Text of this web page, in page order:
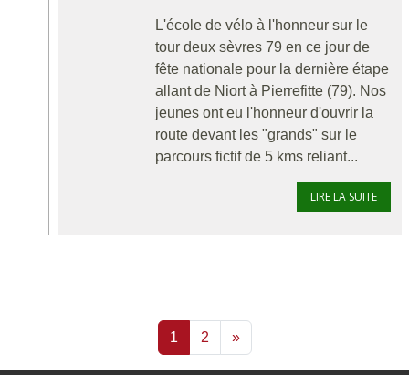
L'école de vélo à l'honneur sur le
tour deux sèvres 79 en ce jour de
fête nationale pour la dernière étape
allant de Niort à Pierrefitte (79). Nos
jeunes ont eu l'honneur d'ouvrir la
route devant les "grands" sur le
parcours fictif de 5 kms reliant...
LIRE LA SUITE
1 2 »